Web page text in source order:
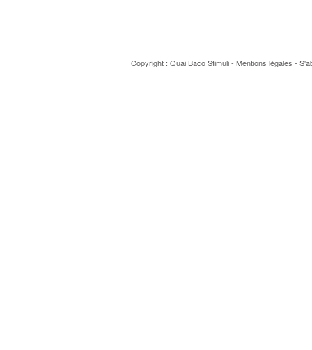
Copyright : Quai BacoStimuli- Mentions légales -